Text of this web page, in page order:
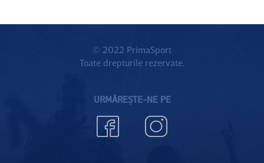
© 2022 PrimaSport
Toate drepturile rezervate.
URMĂREȘTE-NE PE